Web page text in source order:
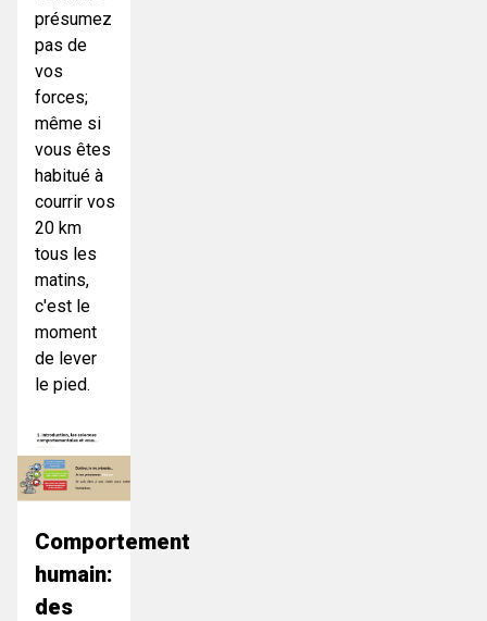
présumez
pas de
vos
forces;
même si
vous êtes
habitué à
courrir vos
20 km
tous les
matins,
c'est le
moment
de lever
le pied.
Comportement
humain:
des